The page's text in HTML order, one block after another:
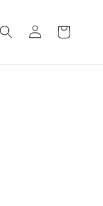
Bejelentkezés
Kosár